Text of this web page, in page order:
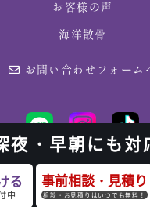
夜・早朝にも対
る
中
事前相談・見積り
相談・お見積りはいつでも無料！
お客様の声
海洋散骨
お問い合わせフォーム
幌家族葬・自宅葬・葬儀 | Ending
ド）